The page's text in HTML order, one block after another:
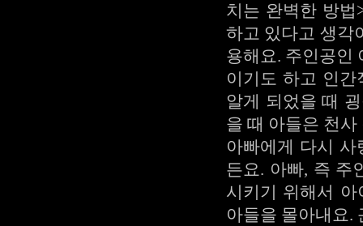
치는 완벽한 방
하고 있다고 생각
용해요. 주인공인
이기도 하고 인간
알게 되었을 때
을 때 아들은 천
아빠에게 다시
든요. 아빠, 즉 주
시키기 위해서
아들을 몰아내요.